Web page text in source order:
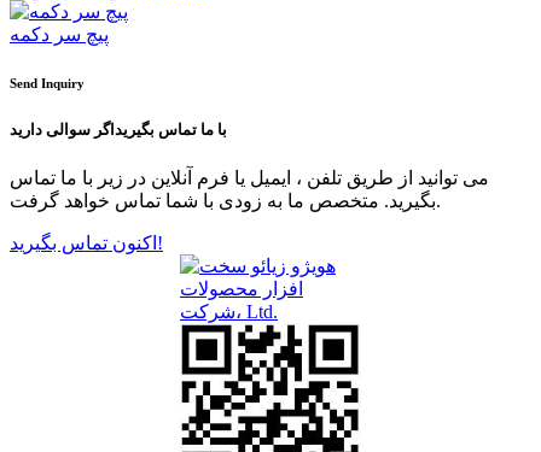
پیچ سر دکمه
Send Inquiry
با ما تماس بگیریداگر سوالی دارید
می توانید از طریق تلفن ، ایمیل یا فرم آنلاین در زیر با ما تماس
بگیرید. متخصص ما به زودی با شما تماس خواهد گرفت.
اکنون تماس بگیرید!